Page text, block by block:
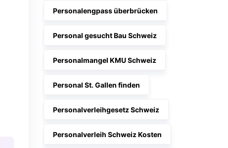
Personalengpass überbrücken
Personal gesucht Bau Schweiz
Personalmangel KMU Schweiz
Personal St. Gallen finden
Personalverleihgesetz Schweiz
Personalverleih Schweiz Kosten